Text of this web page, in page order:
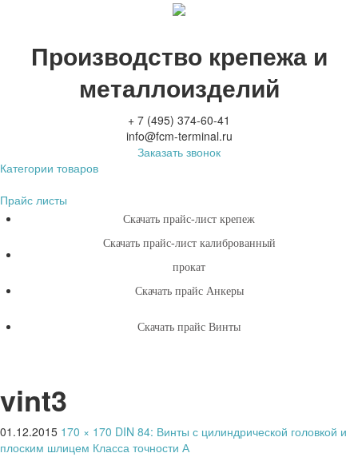
Производство крепежа и
металлоизделий
+ 7 (495) 374-60-41
info@fcm-terminal.ru
Заказать звонок
Категории товаров
Прайс листы
Скачать прайс-лист крепеж
Скачать прайс-лист калиброванный
прокат
Скачать прайс Анкеры
Скачать прайс Винты
vint3
01.12.2015 170 × 170 DIN 84: Винты с цилиндрической головкой и
плоским шлицем Класса точности А